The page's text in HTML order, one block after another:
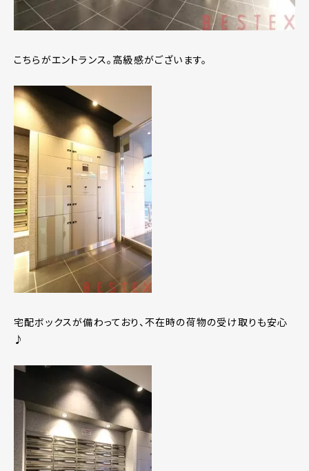
こちらがエントランス。高級感がございます。
宅配ボックスが備わっており、不在時の荷物の受け取りも安心
♪